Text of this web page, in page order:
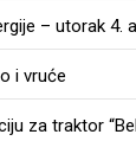
– utorak 4.
i vruće
za traktor